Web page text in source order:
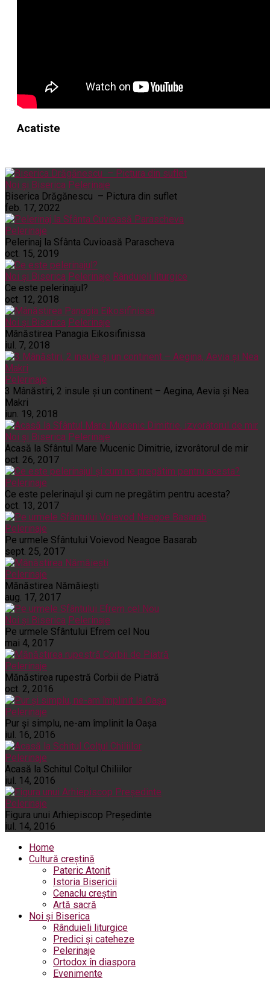
Acatiste
Noi și Biserica Pelerinaje
Biserica Drăgănescu – Pictura din suflet
feb. 17, 2022
Pelerinaje
Pelerinaj la Sfânta Cuvioasă Parascheva
oct. 15, 2019
Noi și Biserica Pelerinaje Rânduieli liturgice
Ce este pelerinajul?
oct. 12, 2018
Noi și Biserica Pelerinaje
Mânăstirea Panagia Eikosifinissa
iul. 7, 2018
Pelerinaje
3 Mânăstiri, 2 insule și un continent – Aegina, Aevia și Nea
Makri
iun. 19, 2018
Noi și Biserica Pelerinaje
Acasă la Sfântul Mare Mucenic Dimitrie, izvorâtorul de mir
oct. 26, 2017
Pelerinaje
Ce este pelerinajul şi cum ne pregătim pentru acesta?
oct. 13, 2017
Pelerinaje
Pe urmele Sfântului Voievod Neagoe Basarab
sept. 25, 2017
Pelerinaje
Mănăstirea Nămăiești
aug. 17, 2017
Noi și Biserica Pelerinaje
Pe urmele Sfântului Efrem cel Nou
mai 4, 2017
Pelerinaje
Mănăstirea rupestră Corbii de Piatră
oct. 2, 2016
Pelerinaje
Pur şi simplu, ne-am împlinit la Oaşa
iul. 16, 2016
Pelerinaje
Acasă la Schitul Colţul Chiliilor
iul. 14, 2016
Pelerinaje
Figura unui Arhiepiscop Preşedinte
iul. 14, 2016
Home
Cultură creștină
Pateric Atonit
Istoria Bisericii
Cenaclu creștin
Artă sacră
Noi și Biserica
Rânduieli liturgice
Predici și cateheze
Pelerinaje
Ortodox în diaspora
Evenimente